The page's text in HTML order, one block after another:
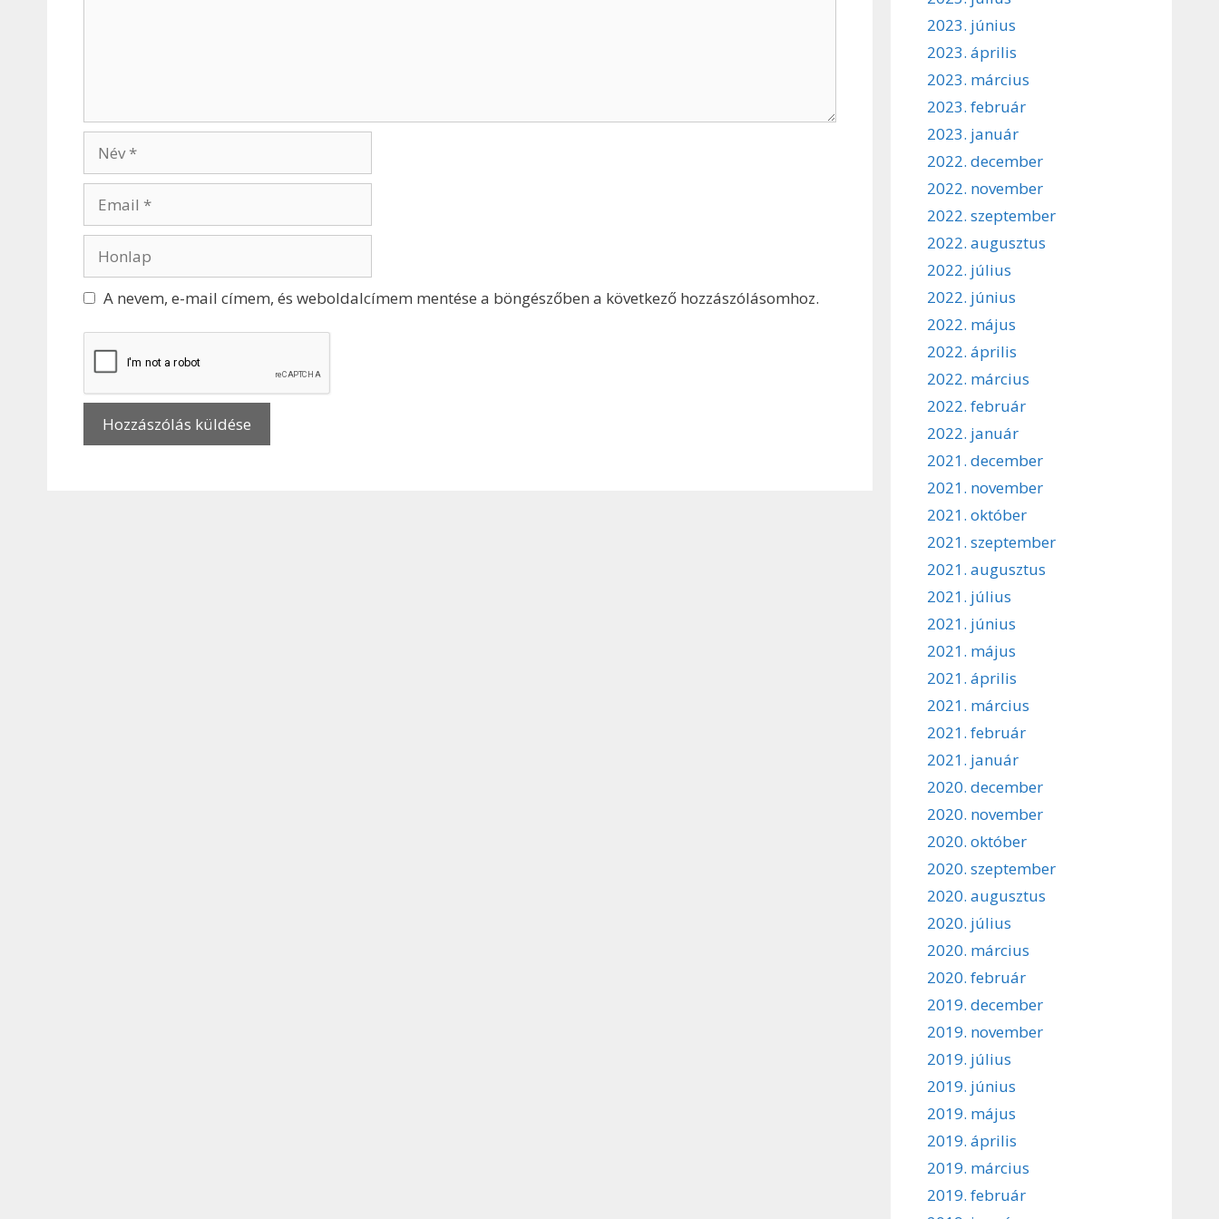
A nevem, e-mail címem, és weboldalcímem mentése a böngészőben a következő hozzászólásomhoz.
2023. június
2023. április
2023. március
2023. február
2023. január
2022. december
2022. november
2022. szeptember
2022. augusztus
2022. július
2022. június
2022. május
2022. április
2022. március
2022. február
2022. január
2021. december
2021. november
2021. október
2021. szeptember
2021. augusztus
2021. július
2021. június
2021. május
2021. április
2021. március
2021. február
2021. január
2020. december
2020. november
2020. október
2020. szeptember
2020. augusztus
2020. július
2020. március
2020. február
2019. december
2019. november
2019. július
2019. június
2019. május
2019. április
2019. március
2019. február